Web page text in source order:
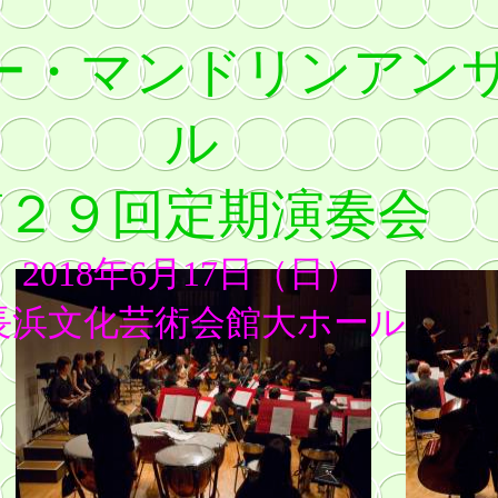
・マンドリンアン
ル
９回定期演奏会
2018年6月17日（日）
浜文化芸術会館大ホール